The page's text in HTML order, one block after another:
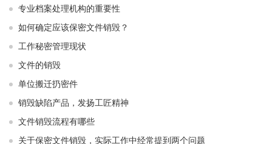
专业档案处理机构的重要性
如何确定应该保密文件销毁？
工作秘密管理现状
文件的销毁
单位搬迁扔密件
销毁缺陷产品，发扬工匠精神
文件销毁流程有哪些
关于保密文件销毁，实际工作中经常提到两个问题